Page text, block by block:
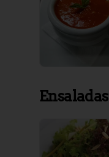
Ensaladas